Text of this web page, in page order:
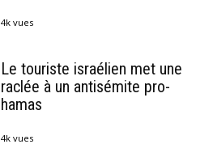
4k vues
Le touriste israélien met une
raclée à un antisémite pro-
hamas
4k vues